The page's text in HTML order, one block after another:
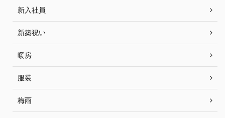
新入社員
新築祝い
暖房
服装
梅雨